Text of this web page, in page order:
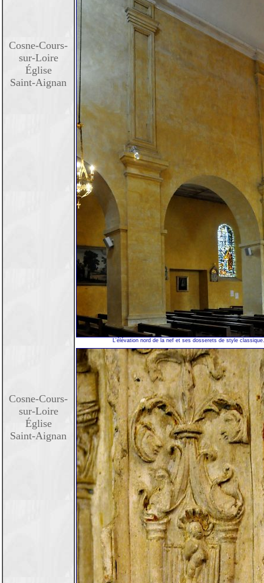
Cosne-Cours-
sur-Loire
Église
Saint-Aignan
Cosne-Cours-
sur-Loire
Église
Saint-Aignan
L'élévation nord de la nef et ses dosserets de style classique.